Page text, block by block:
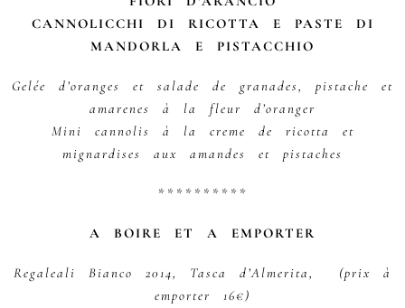
CANNOLICCHI DI RICOTTA E PASTE DI
MANDORLA E PISTACCHIO
Gelée d’oranges et salade de granades, pistache et
amarenes à la fleur d’oranger
Mini cannolis à la creme de ricotta et
mignardises aux amandes et pistaches
**********
A BOIRE ET A EMPORTER
Regaleali Bianco 2014, Tasca d’Almerita, (prix à
emporter 16€)